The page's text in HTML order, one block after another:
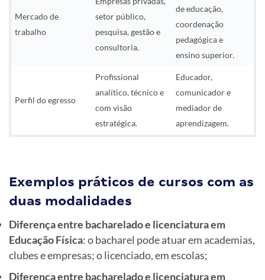
Mercado de
trabalho
setor público,
pesquisa, gestão e
consultoria.
de educação,
coordenação
pedagógica e
ensino superior.
Perfil do egresso
Profissional
analítico, técnico e
com visão
estratégica.
Educador,
comunicador e
mediador de
aprendizagem.
Exemplos práticos de cursos com as
duas modalidades
Diferença entre bacharelado e licenciatura em
Educação Física: o bacharel pode atuar em academias,
clubes e empresas; o licenciado, em escolas;
Diferença entre bacharelado e licenciatura em